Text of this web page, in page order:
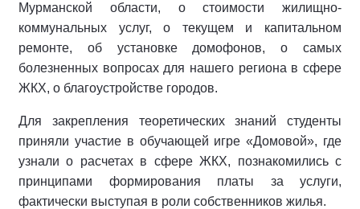
Мурманской области, о стоимости жилищно-
коммунальных услуг, о текущем и капитальном
ремонте, об установке домофонов, о самых
болезненных вопросах для нашего региона в сфере
ЖКХ, о благоустройстве городов.
Для закрепления теоретических знаний студенты
приняли участие в обучающей игре «Домовой», где
узнали о расчетах в сфере ЖКХ, познакомились с
принципами формирования платы за услуги,
фактически выступая в роли собственников жилья.